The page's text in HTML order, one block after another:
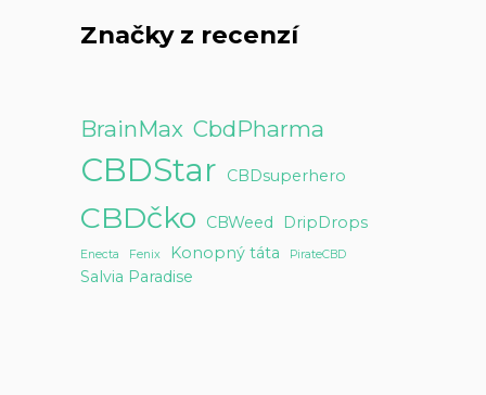
Značky z recenzí
BrainMax CbdPharma
CBDStar CBDsuperhero
CBDčko CBWeed DripDrops
Enecta Fenix Konopný táta PirateCBD
Salvia Paradise